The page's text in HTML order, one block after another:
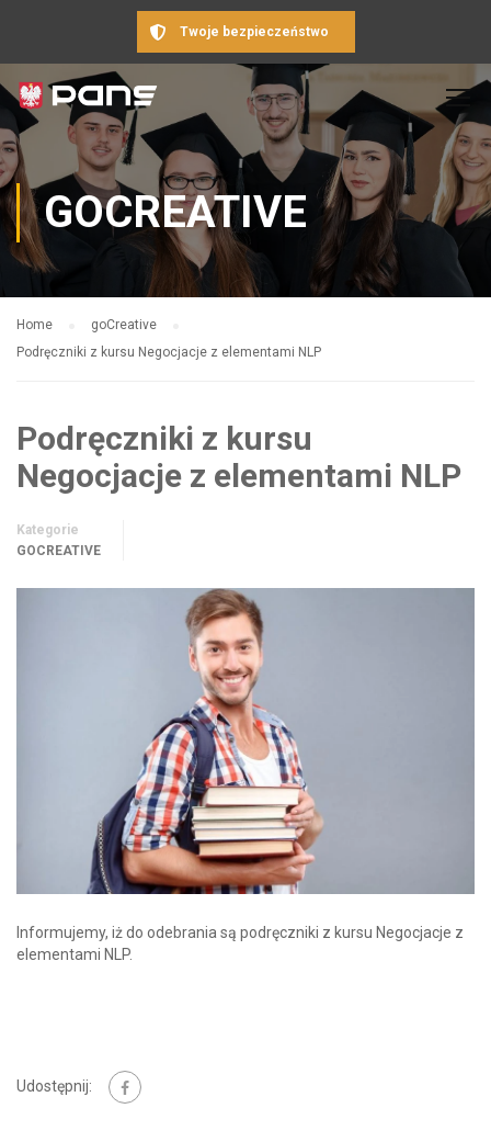
Twoje bezpieczeństwo
GOCREATIVE
Home
goCreative
Podręczniki z kursu Negocjacje z elementami NLP
Podręczniki z kursu
Negocjacje z elementami NLP
Kategorie
GOCREATIVE
Informujemy, iż do odebrania są podręczniki z kursu Negocjacje z
elementami NLP.
Udostępnij: